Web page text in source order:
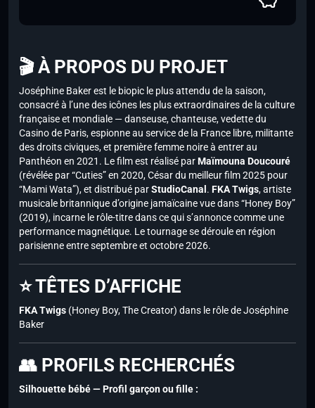
🎬 À PROPOS DU PROJET
Joséphine Baker est le biopic le plus attendu de la saison,
consacré à l’une des icônes les plus extraordinaires de la culture
française et mondiale — danseuse, chanteuse, vedette du
Casino de Paris, espionne au service de la France libre, militante
des droits civiques, et première femme noire à entrer au
Panthéon en 2021. Le film est réalisé parMaïmouna Doucouré
(révélée par “Cuties” en 2020, César du meilleur film 2025 pour
“Mami Wata”), et distribué parStudioCanal . FKA Twigs, artiste
musicale britannique d’origine jamaïcaine vue dans “Honey Boy”
(2019), incarne le rôle-titre dans ce qui s’annonce comme une
performance magnétique. Le tournage se déroule en région
parisienne entre septembre et octobre 2026.
⭐ TÊTES D’AFFICHE
FKA Twigs (Honey Boy, The Creator) dans le rôle de Joséphine
Baker
👥 PROFILS RECHERCHÉS
Silhouette bébé — Profil garçon ou fille :